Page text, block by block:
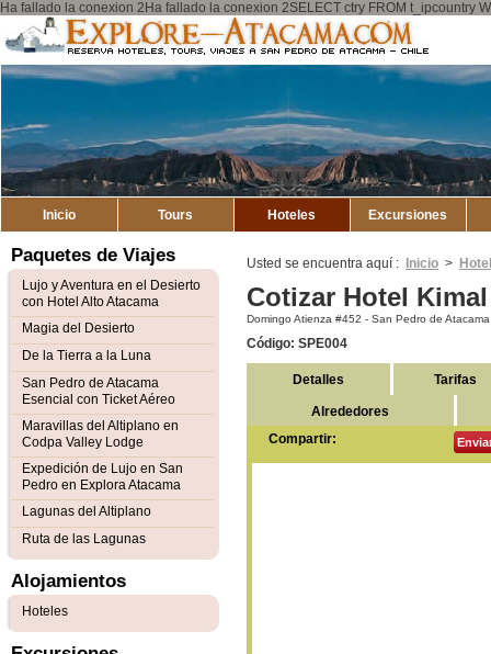
Ha fallado la conexion 2Ha fallado la conexion 2SELECT ctry FROM t_ipcountry
Mapa del Sitio
Inicio Tours Hoteles Excursiones
Usted se encuentra aquí : Inicio >
Cotizar Hotel Kimal
Domingo Atienza #452 - San Pedro de Atacama
Código: SPE004
Detalles Tarifas
Alrededores
Compartir:
Paquetes de Viajes
Lujo y Aventura en el Desierto
con Hotel Alto Atacama
Magia del Desierto
De la Tierra a la Luna
San Pedro de Atacama
Esencial con Ticket Aéreo
Maravillas del Altiplano en
Codpa Valley Lodge
Expedición de Lujo en San
Pedro en Explora Atacama
Lagunas del Altiplano
Ruta de las Lagunas
Alojamientos
Hoteles